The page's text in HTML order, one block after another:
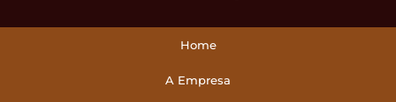
Home
A Empresa